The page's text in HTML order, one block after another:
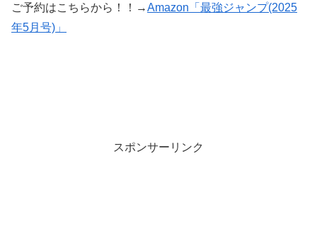
ご予約はこちらから！！→Amazon「最強ジャンプ(2025
年5月号)」
スポンサーリンク